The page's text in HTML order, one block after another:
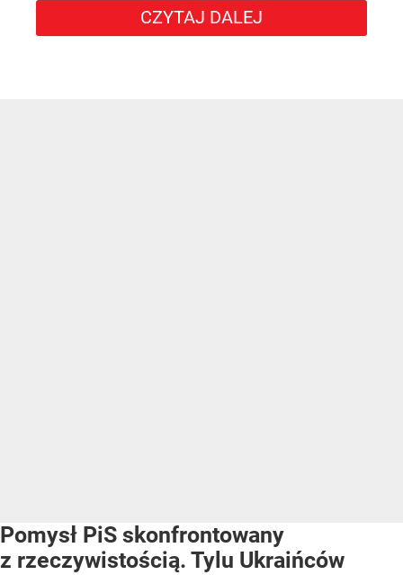
CZYTAJ DALEJ
Pomysł PiS skonfrontowany
z rzeczywistością. Tylu Ukraińców